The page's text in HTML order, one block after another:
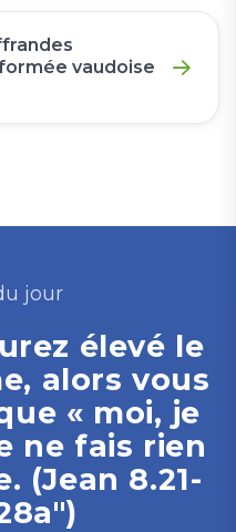
vaudoise
jour
élevé le
alors vous
« moi, je
ne fais rien
(Jean 8.21-